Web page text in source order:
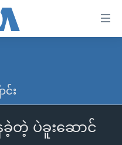
င်း
တဲ့ ပဲခူးဆောင်